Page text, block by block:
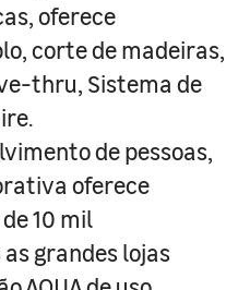
oferece
corte de madeiras,
thru, Sistema de
de pessoas,
oferece
10 mil
grandes lojas